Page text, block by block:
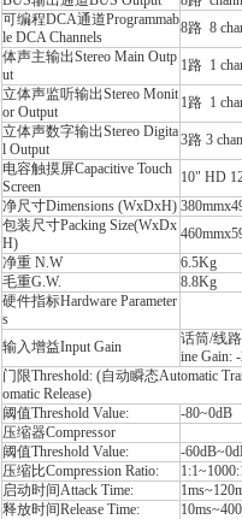
可编程DCA通道Programmab
le DCA Channels
8路 8
体声主输出Stereo Main Outp
ut
1路 1
立体声监听输出Stereo Monit
or Output
1路 1
立体声数字输出Stereo Digita
l Output
3路 3
电容触摸屏Capacitive Touch
Screen
10" HD
净尺寸Dimensions (WxDxH)
包装尺寸Packing Size(WxDx
H)
净重 N.W
6.5Kg
毛重G.W.
8.8Kg
硬件指标Hardware Parameter
s
输入增益Input Gain
话筒/线
ine Gain:
门限Threshold: (自动瞬态Automatic
omatic Release)
阈值Threshold Value:
-80~0dB
压缩器Compressor
阈值Threshold Value:
-
压缩比Compression Ratio:
启动时间Attack Time:
释放时间Release Time: